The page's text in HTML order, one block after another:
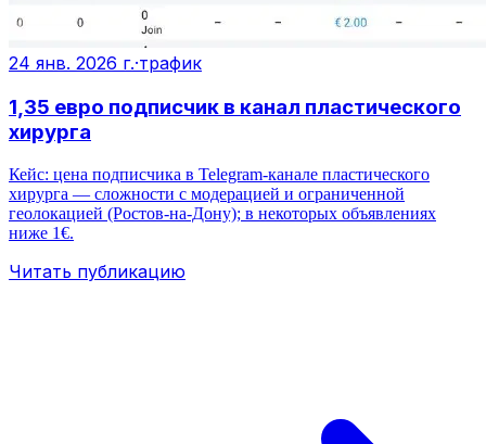
24 янв. 2026 г.·трафик
1,35 евро подписчик в канал пластического
хирурга
Кейс: цена подписчика в Telegram‑канале пластического
хирурга — сложности с модерацией и ограниченной
геолокацией (Ростов‑на‑Дону); в некоторых объявлениях
ниже 1€.
Читать публикацию